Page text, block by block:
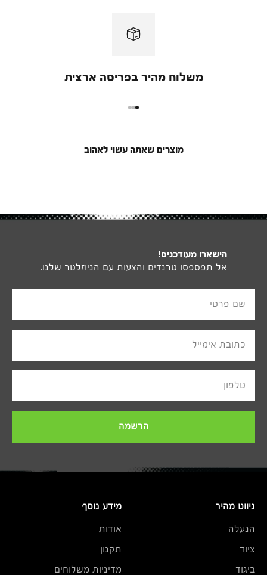
משלוח מהיר בפריסה ארצית
מוצרים שאתה עשוי לאהוב
הישארו מעודכנים!
אל תפספסו טרנדים והצעות עם הניוזלטר שלנו.
שם פרטי
כתובת אימייל
טלפון
הרשמה
ניווט מהיר
הנעלה
ציוד
ביגוד
מידע נוסף
אודות
תקנון
מדיניות משלוחים